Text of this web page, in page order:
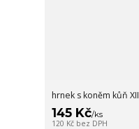
hrnek s koněm kůň XII
145 Kč/ks
120 Kč bez DPH